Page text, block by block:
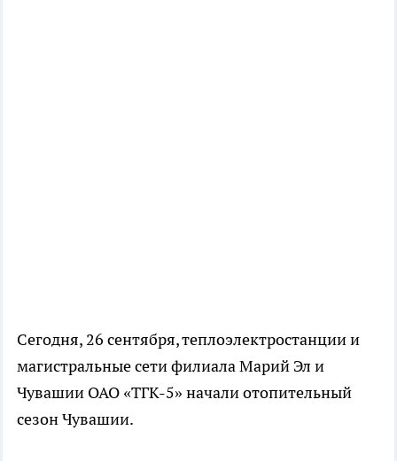
Сегодня, 26 сентября, теплоэлектростанции и
магистральные сети филиала Марий Эл и
Чувашии ОАО «ТГК-5» начали отопительный
сезон Чувашии.